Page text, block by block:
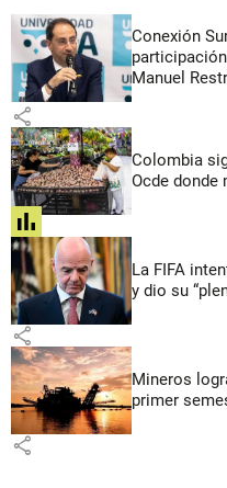
Conexión
Manuel
share
Colombia
Ocde donde
share
La FIFA
y dio su
share
Mineros
primer
share